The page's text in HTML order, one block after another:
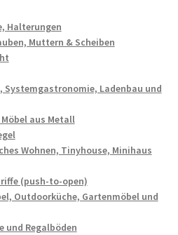
Halterungen
Muttern & Scheiben
Systemgastronomie, Ladenbau und
aus Metall
Wohnen, Tinyhouse, Minihaus
(push-to-open)
Outdoorküche, Gartenmöbel und
und Regalböden